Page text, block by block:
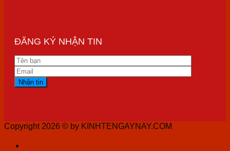
ĐĂNG KÝ NHẬN TIN
Copyright 2026 © by KINHTENGAYNAY.COM